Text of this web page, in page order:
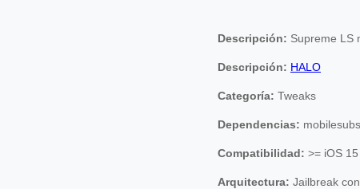
Descripción: Supreme LS
Descripción: HALO
Categoría: Tweaks
Dependencias:
Compatibilidad: >= iOS 15
Arquitectura: Jailbreak